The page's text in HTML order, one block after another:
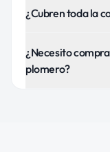
¿Cubren toda la
¿Necesito
plomero?